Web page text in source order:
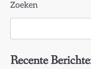
Zoeken
Recente